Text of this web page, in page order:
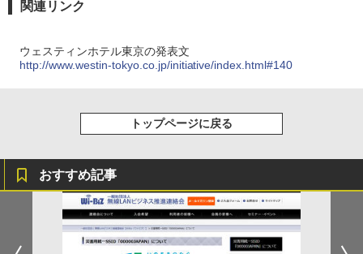
関連リンク
ウェスティンホテル東京の発表文
http://www.westin-tokyo.co.jp/initiative/index.html#140
トップページに戻る
おすすめ記事